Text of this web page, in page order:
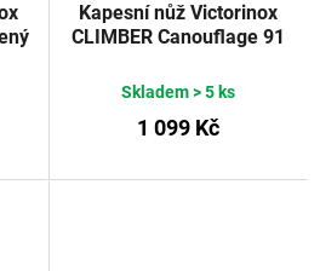
Kapesní nůž Victorinox
CLIMBER Canouflage 91
Skladem> 5 ks
1 099 Kč